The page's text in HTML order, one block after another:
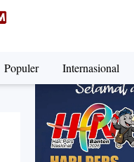
Populer Internasional